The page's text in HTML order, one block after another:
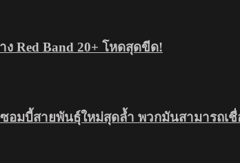
Red Band 20+ โหดสุดขีด!
ซอมบี้สายพันธุ์ใหม่สุดล้ำ พวกมันสามารถเ